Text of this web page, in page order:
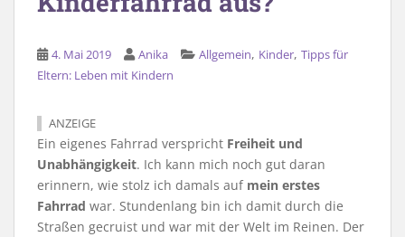
4. Mai 2019 Anika Allgemein, Kinder, Tipps für
Eltern: Leben mit Kindern
ANZEIGE
Ein eigenes Fahrrad verspricht Freiheit und
Unabhängigkeit. Ich kann mich noch gut daran
erinnern, wie stolz ich damals auf mein erstes
Fahrrad war. Stundenlang bin ich damit durch die
Straßen gecruist und war mit der Welt im Reinen. Der